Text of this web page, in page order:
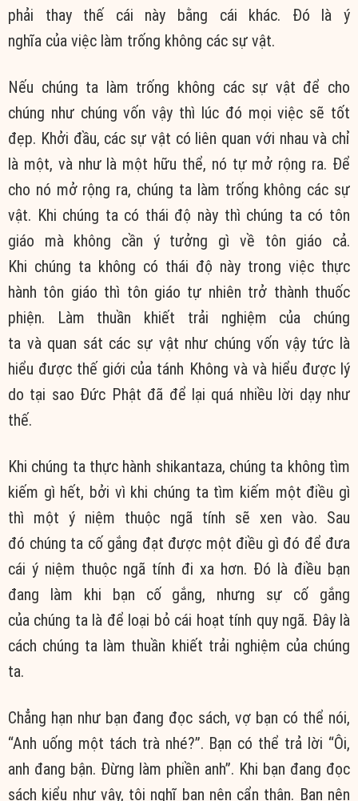
phải thay thế cái này bằng cái khác. Đó là ý
nghĩa của việc làm trống không các sự vật.
Nếu chúng ta làm trống không các sự vật để cho
chúng như chúng vốn vậy thì lúc đó mọi việc sẽ tốt
đẹp. Khởi đầu, các sự vật có liên quan với nhau và chỉ
là một, và như là một hữu thể, nó tự mở rộng ra. Để
cho nó mở rộng ra, chúng ta làm trống không các sự
vật. Khi chúng ta có thái độ này thì chúng ta có tôn
giáo mà không cần ý tưởng gì về tôn giáo cả.
Khi chúng ta không có thái độ này trong việc thực
hành tôn giáo thì tôn giáo tự nhiên trở thành thuốc
phiện. Làm thuần khiết trải nghiệm của chúng
ta và quan sát các sự vật như chúng vốn vậy tức là
hiểu được thế giới của tánh Không và và hiểu được lý
do tại sao Đức Phật đã để lại quá nhiều lời dạy như
thế.
Khi chúng ta thực hành shikantaza, chúng ta không tìm
kiếm gì hết, bởi vì khi chúng ta tìm kiếm một điều gì
thì một ý niệm thuộc ngã tính sẽ xen vào. Sau
đó chúng ta cố gắng đạt được một điều gì đó để đưa
cái ý niệm thuộc ngã tính đi xa hơn. Đó là điều bạn
đang làm khi bạn cố gắng, nhưng sự cố gắng
của chúng ta là để loại bỏ cái hoạt tính quy ngã. Đây là
cách chúng ta làm thuần khiết trải nghiệm của chúng
ta.
Chẳng hạn như bạn đang đọc sách, vợ bạn có thể nói,
“Anh uống một tách trà nhé?”. Bạn có thể trả lời “Ôi,
anh đang bận. Đừng làm phiền anh”. Khi bạn đang đọc
sách kiểu như vậy, tôi nghĩ bạn nên cẩn thận. Bạn nên